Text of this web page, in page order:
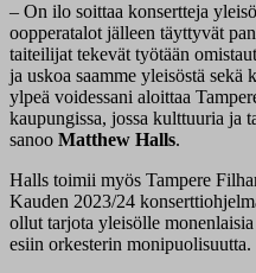
– On ilo soittaa konsertteja
oopperatalot jälleen täyttyvät
taiteilijat tekevät työtään
ja uskoa saamme yleisöstä sekä
ylpeä voidessani aloittaa
kaupungissa, jossa kulttuuria ja
sanoo Matthew Halls.
Halls toimii myös Tampere
Kauden 2023/24
ollut tarjota yleisölle
esiin orkesterin monipuolisuutta.